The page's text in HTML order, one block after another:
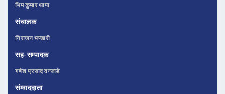
भिम कुमार थापा
संचालक
निराजन भण्डारी
सह-सम्पादक
गणेश प्रसाद वन्जाडे
संम्वाददाता